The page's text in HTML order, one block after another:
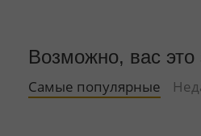
Возможно, вас это
Самые популярные